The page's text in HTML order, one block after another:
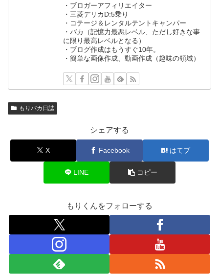
・ブロガーアフィリエイター
・三菱デリカD:5乗り
・コテージ＆レンタルテントキャンパー
・バカ（記憶力最悪レベル、ただし好きな事
に限り最高レベルとなる）
・ブログ作成はもうすぐ10年。
・簡単な画像作成、動画作成（趣味の領域）
もりバカ日誌
シェアする
X Facebook はてブ
LINE コピー
もりくんをフォローする